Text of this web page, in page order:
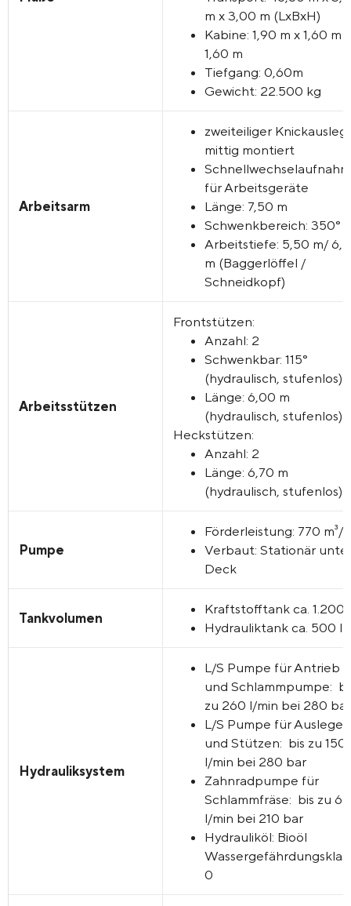
m x 3,00 m (LxBxH)
Kabine: 1,90 m x 1,60 m x
1,60 m
Tiefgang: 0,60m
Gewicht: 22.500 kg
Arbeitsarm
zweiteiliger
mittig montiert
für Arbeitsgeräte
Länge: 7,50 m
Schwenkbereich: 350°
Arbeitstiefe: 5,50 m/
m (Baggerlöffel /
Schneidkopf)
Arbeitsstützen
Frontstützen:
Anzahl: 2
Schwenkbar: 115°
(hydraulisch, stufenlos)
Länge: 6,00 m
(hydraulisch, stufenlos)
Heckstützen:
Anzahl: 2
Länge: 6,70 m
(hydraulisch, stufenlos)
Pumpe
Förderleistung: 770 m³/h
Verbaut: Stationär
Deck
Tankvolumen
Kraftstofftank ca. 1.200
Hydrauliktank ca. 500 l
Hydrauliksystem
L/S Pumpe für Antrieb
und Schlammpumpe:
zu 260 l/min bei 280 bar
L/S Pumpe für Ausleger
und Stützen: bis zu 150
l/min bei 280 bar
Zahnradpumpe für
Schlammfräse: bis zu 65
l/min bei 210 bar
Hydrauliköl: Bioöl
0